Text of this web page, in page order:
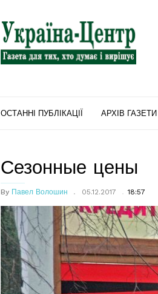
"Україна-
Центр"
ОСТАННІ ПУБЛІКАЦІЇ АРХІВ ГАЗЕТИ
Сезонные цены
By Павел Волошин 05.12.2017 18:57